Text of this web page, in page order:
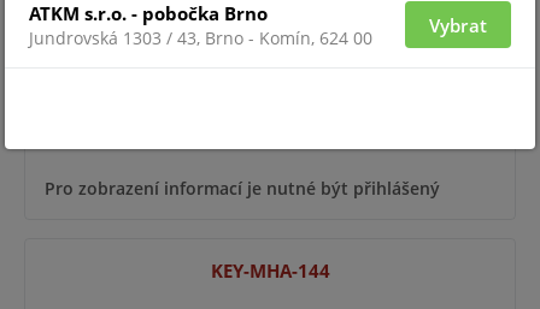
Pro zobrazení informací je nutné být přihlášený
KEY-MHA-144
ATKM s.r.o. - pobočka Brno
Jundrovská 1303 / 43, Brno - Komín, 624 00
Vybrat